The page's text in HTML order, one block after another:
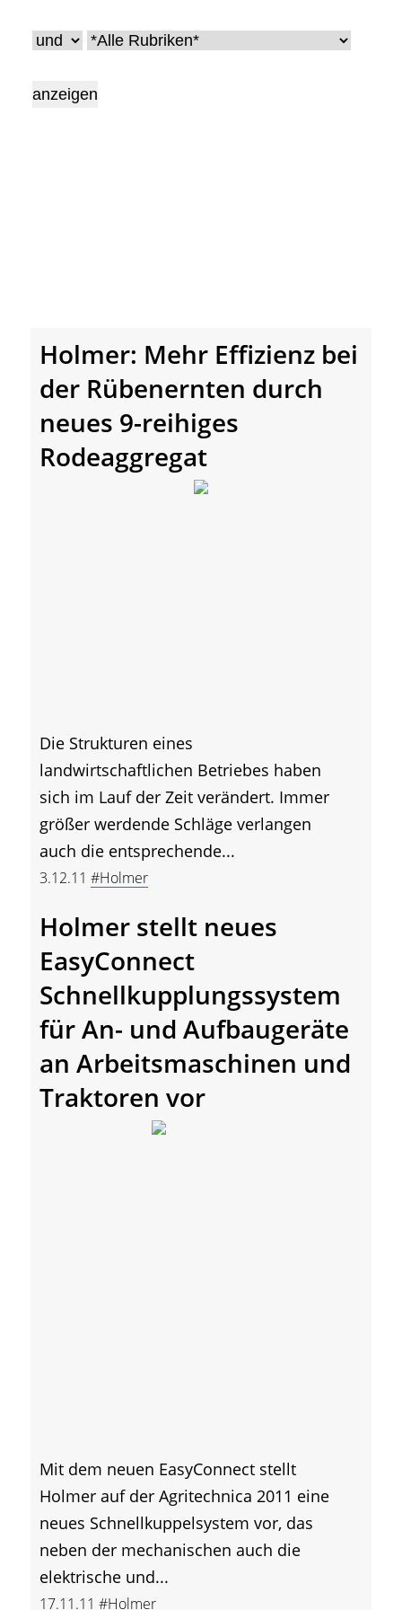
• Messen und Veranstaltungen
• Agritechnica Neuheiten Archiv
Holmer: Mehr Effizienz bei
der Rübenernten durch
neues 9-reihiges
Rodeaggregat
Die Strukturen eines
landwirtschaftlichen Betriebes haben
sich im Lauf der Zeit verändert. Immer
größer werdende Schläge verlangen
auch die entsprechende...
3.12.11 #Holmer
Holmer stellt neues
EasyConnect
Schnellkupplungssystem
für An- und Aufbaugeräte
an Arbeitsmaschinen und
Traktoren vor
Mit dem neuen EasyConnect stellt
Holmer auf der Agritechnica 2011 eine
neues Schnellkuppelsystem vor, das
neben der mechanischen auch die
elektrische und...
17.11.11 #Holmer